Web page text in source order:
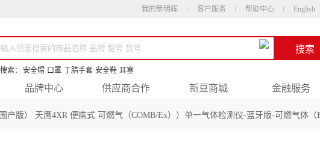
我的新明辉 客户服务 帮助中心 English
搜索
索： 安全帽 口罩 丁腈手套 安全鞋 耳塞
品牌中心 供应商合作 新豆商城 金融服务
产版） 天鹰4XR 便携式 可燃气（COMB/Ex））单一气体检测仪-蓝牙版-可燃气体（